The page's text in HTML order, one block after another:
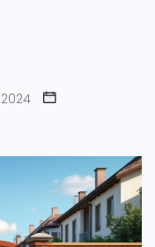
такие как стоимость,
Эти сведения
2024